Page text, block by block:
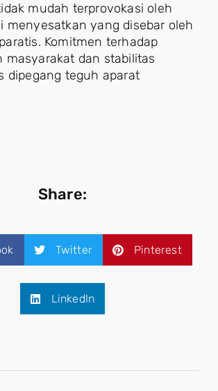
mudah terprovokasi oleh
menyesatkan yang disebar oleh
Komitmen terhadap
masyarakat dan stabilitas
dipegang teguh aparat
Share:
Twitter Pinterest
LinkedIn